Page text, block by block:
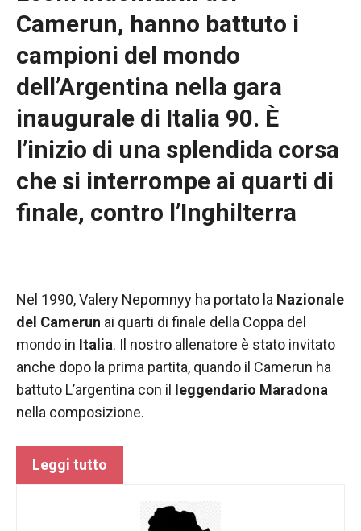
Camerun, hanno battuto i
campioni del mondo
dell’Argentina nella gara
inaugurale di Italia 90. È
l’inizio di una splendida corsa
che si interrompe ai quarti di
finale, contro l’Inghilterra
Nel 1990, Valery Nepomnyy ha portato la Nazionale
del Camerun ai quarti di finale della Coppa del
mondo in Italia. Il nostro allenatore è stato invitato
anche dopo la prima partita, quando il Camerun ha
battuto L’argentina con il
leggendario Maradona
nella composizione.
Leggi tutto
funzionamento
del sito web.
Statistiche
migliorare
funzionalità
e la
struttura del
sito Web, in
base a
Experience
Affinché il
nostro sito
Web funzioni
al meglio
durante la tua
questi cookie,
alcune